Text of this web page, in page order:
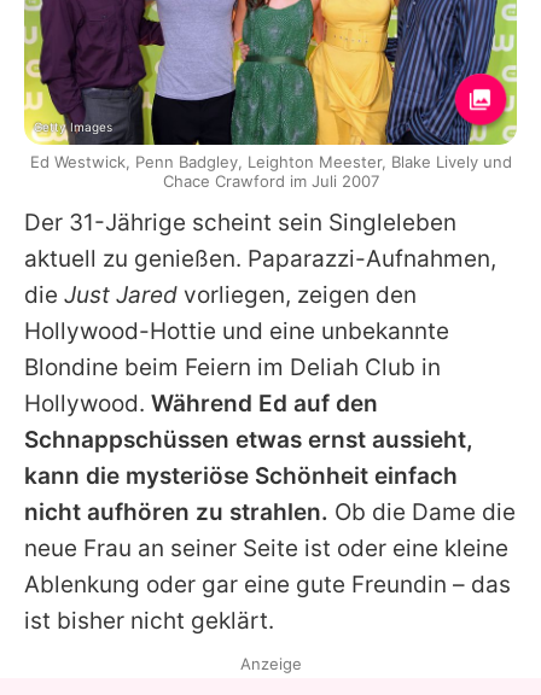
Der 31-Jährige scheint sein Singleleben
aktuell zu genießen. Paparazzi-Aufnahmen,
die Just Jared vorliegen, zeigen den
Hollywood-Hottie und eine unbekannte
Blondine beim Feiern im Deliah Club in
Hollywood. Während Ed auf den
Schnappschüssen etwas ernst aussieht,
kann die mysteriöse Schönheit einfach
nicht aufhören zu strahlen. Ob die Dame die
neue Frau an seiner Seite ist oder eine kleine
Ablenkung oder gar eine gute Freundin – das
ist bisher nicht geklärt.
Getty Images
Ed Westwick, Penn Badgley, Leighton Meester, Blake Lively und
Chace Crawford im Juli 2007
Anzeige